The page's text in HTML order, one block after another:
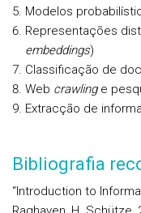
Modelos
Representações
embeddings)
Classificação de
Web crawlinge
Extracção de
Bibliografia
“Introduction to